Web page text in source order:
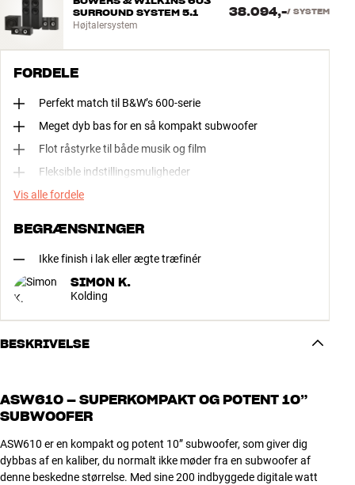
SURROUND SYSTEM 5.1
Højtalersystem
38.094,-/ SYSTEM
FORDELE
Perfekt match til B&W’s 600-serie
Meget dyb bas for en så kompakt subwoofer
Flot råstyrke til både musik og film
Fleksible indstillingsmuligheder
Vis alle fordele
BEGRÆNSNINGER
Ikke finish i lak eller ægte træfinér
SIMON K.
Kolding
BESKRIVELSE
ASW610 – SUPERKOMPAKT OG POTENT 10”
SUBWOOFER
ASW610 er en kompakt og potent 10” subwoofer, som giver dig
dybbas af en kaliber, du normalt ikke møder fra en subwoofer af
denne beskedne størrelse. Med sine 200 indbyggede digitale watt